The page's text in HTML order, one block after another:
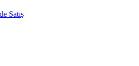
Satış